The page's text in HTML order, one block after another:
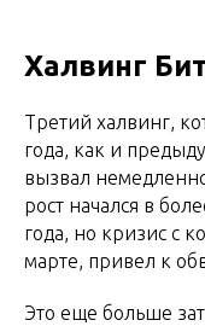
Халвинг
Третий халвинг,
года, как и
вызвал
рост начался в
года, но кризис с
марте, привел к
Это еще больше